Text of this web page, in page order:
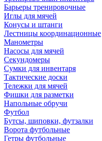
Барьеры тренировочные
Иглы для мячей
Конусы и штанги
Лестницы координационные
Манометры
Насосы для мячей
Секундомеры
Сумки для инвентаря
Тактические доски
Тележки для мячей
Фишки для разметки
Напольные обручи
Футбол
Бутсы, шиповки, футзалки
Ворота футбольные
Гетры футбольные